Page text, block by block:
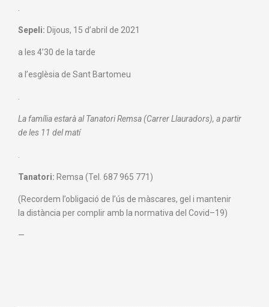
Sepeli: Dijous, 15 d’abril de 2021
a les 4’30 de la tarde
a l’esglèsia de Sant Bartomeu
La família estarà al Tanatori Remsa (Carrer Llauradors), a partir
de les 11 del matí
Tanatori: Remsa (Tel. 687 965 771)
(Recordem l’obligació de l’ús de màscares, gel i mantenir
la distància per complir amb la normativa del Covid–19)
—